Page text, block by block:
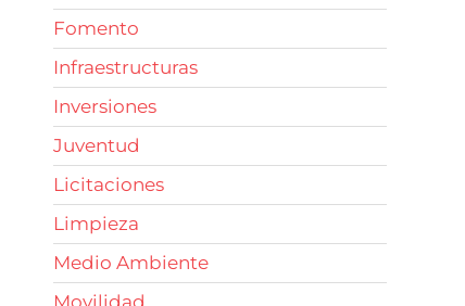
Fomento
Infraestructuras
Inversiones
Juventud
Licitaciones
Limpieza
Medio Ambiente
Movilidad